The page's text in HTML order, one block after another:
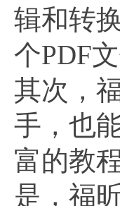
辑和转
个PDF
其次，
手，也
富的教
是，福